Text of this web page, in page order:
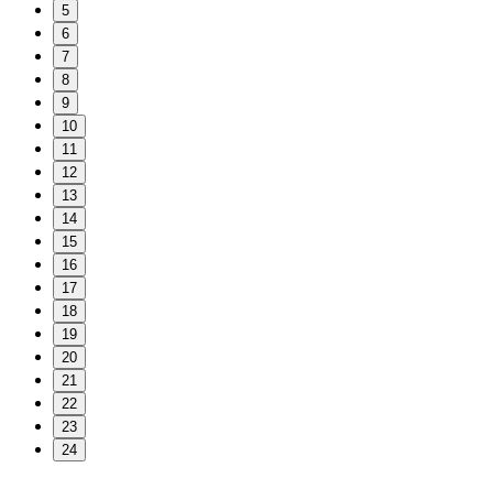
5
6
7
8
9
10
11
12
13
14
15
16
17
18
19
20
21
22
23
24